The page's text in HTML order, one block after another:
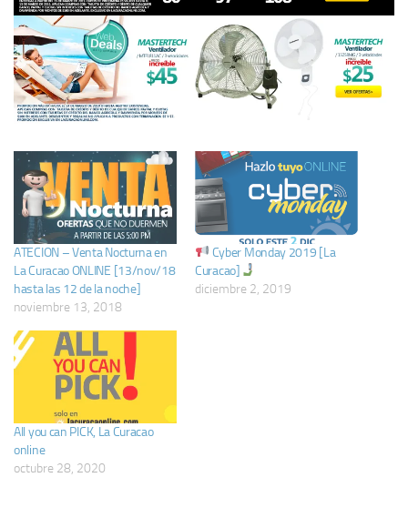
ATECION – Venta Nocturna en
La Curacao ONLINE [13/nov/18
hasta las 12 de la noche]
noviembre 13, 2018
Cyber Monday 2019 [La
Curacao]
diciembre 2, 2019
All you can PICK, La Curacao
online
octubre 28, 2020